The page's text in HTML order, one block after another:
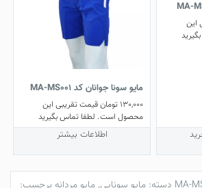
این
مایو سونا جوانان کد MA-MS001
130,000 تومانقیمت تقریبی این
محصول است. لطفا تماس بگیرید
اطلاعات بیشتر
MA- دسته: مایو سونایی,مایو مردانه برچسب: